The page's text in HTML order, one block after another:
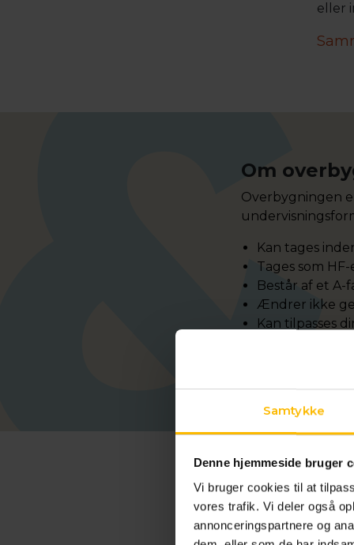
Samtykke
Denne hjemmeside bruger
Vi bruger cookies til at
vores trafik. Vi deler også
annonceringspartnere og
eller
Om
Overbygningen
Kan tages
Tages som
Består af et
Ændrer ikke
Kan tilpasses
med